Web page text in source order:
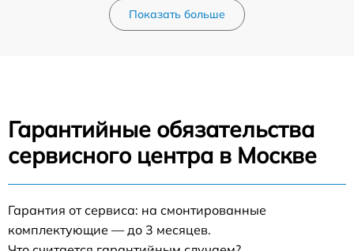
Показать больше
Гарантийные обязательства
сервисного центра в Москве
Гарантия от сервиса: на смонтированные
комплектующие — до 3 месяцев.